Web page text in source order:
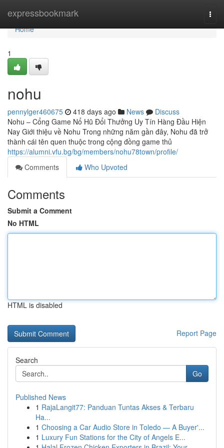
expressbookmark
Home
Home
1
nohu
pennylger460675 418 days ago News
Discuss
Nohu – Cổng Game Nổ Hũ Đổi Thưởng Uy Tín Hàng Đầu Hiện
Nay Giới thiệu về Nohu Trong những năm gần đây, Nohu đã trở
thành cái tên quen thuộc trong cộng đồng game thủ
https://alumni.vfu.bg/bg/members/nohu78town/profile/
Comments
Who Upvoted
Comments
Submit a Comment
No HTML
HTML is disabled
Report Page
Search
Go
Published News
1 RajaLangit77: Panduan Tuntas Akses & Terbaru
Ha...
1 Choosing a Car Audio Store in Toledo — A Buyer'...
1 Luxury Fun Stations for the City of Angels E...